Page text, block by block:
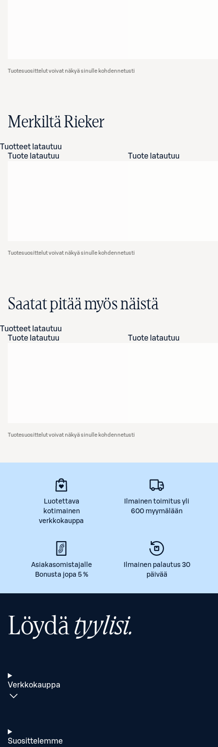
Tuotesuosittelut voivat näkyä sinulle kohdennetusti
Merkiltä Rieker
Tuotteet latautuu
Tuote latautuu
Tuote latautuu
Tuotesuosittelut voivat näkyä sinulle kohdennetusti
Saatat pitää myös näistä
Tuotteet latautuu
Tuote latautuu
Tuote latautuu
Tuotesuosittelut voivat näkyä sinulle kohdennetusti
Luotettava
kotimainen
verkkokauppa
Ilmainen toimitus yli
600 myymälään
Asiakasomistajalle
Bonusta jopa 5 %
Ilmainen palautus 30
päivää
Löydätyylisi.
Verkkokauppa
Suosittelemme